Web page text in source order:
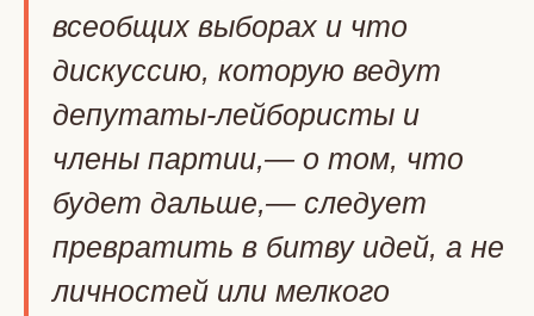
всеобщих выборах и что
дискуссию, которую ведут
депутаты-лейбористы и
члены партии,— о том, что
будет дальше,— следует
превратить в битву идей, а не
личностей или мелкого